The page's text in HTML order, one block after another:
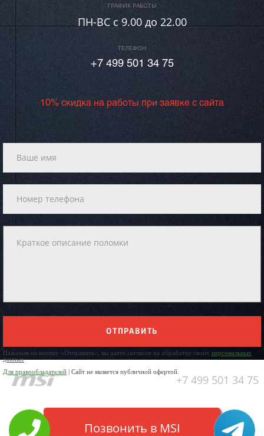
ГРАФИК РАБОТЫ
ПН-ВC c 9.00 до 22.00
ТЕЛЕФОН
+7 499 501 34 75
10% скидка на работы при заявке с сайта
ОТПРАВИТЬ
Нажимая на кнопку «Отправить», вы даете согласие на обработку своих персональных
данных
Для правообладателей | Сайт не является публичной офертой.
+7 499 501 34 75
Позвонить в MSI